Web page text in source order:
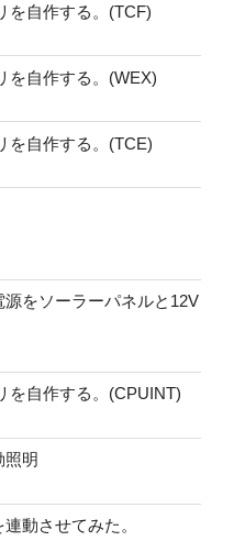
を自作する。(TCF)
を自作する。(WEX)
を自作する。(TCE)
をソーラーパネルと12V
を自作する。(CPUINT)
照明
動させてみた。